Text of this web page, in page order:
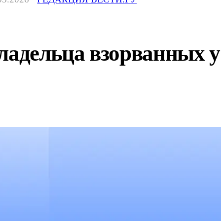
взорванных